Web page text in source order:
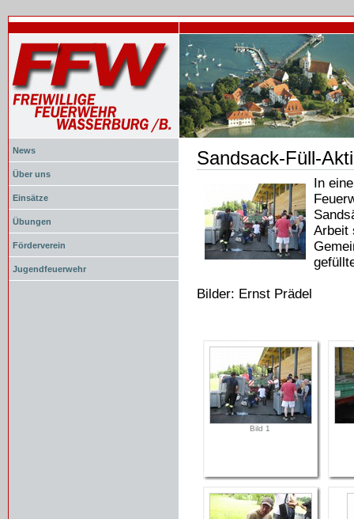
News
Über uns
Einsätze
Übungen
Förderverein
Jugendfeuerwehr
Sandsack-Füll-
Document
Actions
In
Arbeit
Bilder: Ernst Prädel
Bild 1